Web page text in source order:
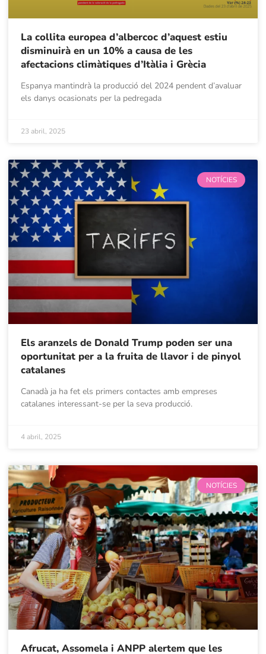
La collita europea d’albercoc d’aquest estiu
disminuirà en un 10% a causa de les
afectacions climàtiques d’Itàlia i Grècia
Espanya mantindrà la producció del 2024 pendent d’avaluar
els danys ocasionats per la pedregada
23 abril, 2025
NOTÍCIES
Els aranzels de Donald Trump poden ser una
oportunitat per a la fruita de llavor i de pinyol
catalanes
Canadà ja ha fet els primers contactes amb empreses
catalanes interessant-se per la seva producció.
4 abril, 2025
NOTÍCIES
Afrucat, Assomela i ANPP alertem que les